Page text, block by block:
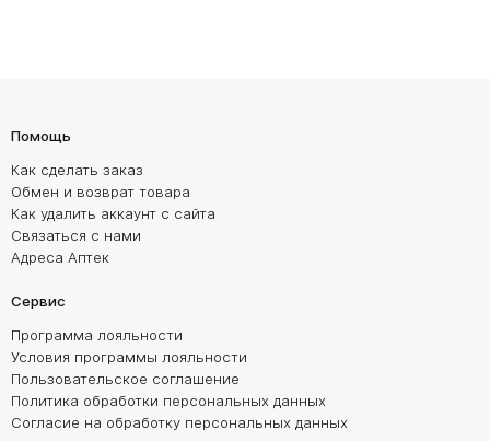
Помощь
Как сделать заказ
Обмен и возврат товара
Как удалить аккаунт с сайта
Связаться с нами
Адреса Аптек
Сервис
Программа лояльности
Условия программы лояльности
Пользовательское соглашение
Политика обработки персональных данных
Согласие на обработку персональных данных